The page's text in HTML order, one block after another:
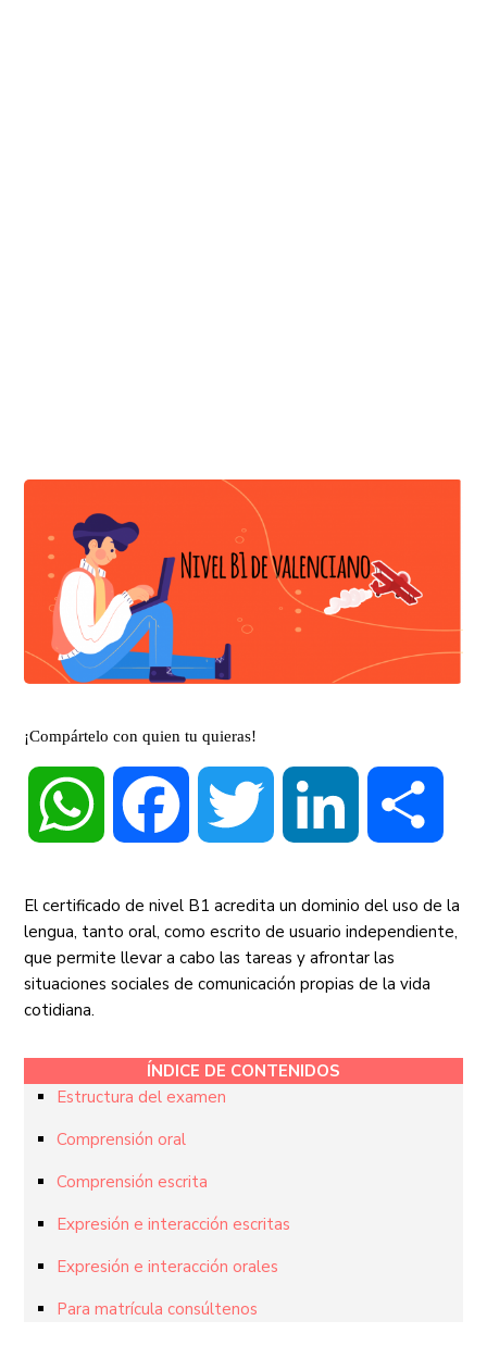
¡Compártelo con quien tu quieras!
WhatsApp Facebook Twitter LinkedIn
El certificado de nivel B1 acredita un dominio del uso de la
lengua, tanto oral, como escrito de usuario independiente,
que permite llevar a cabo las tareas y afrontar las
situaciones sociales de comunicación propias de la vida
cotidiana.
ÍNDICE DE CONTENIDOS
Estructura del examen
Comprensión oral
Comprensión escrita
Expresión e interacción escritas
Expresión e interacción orales
Para matrícula consúltenos